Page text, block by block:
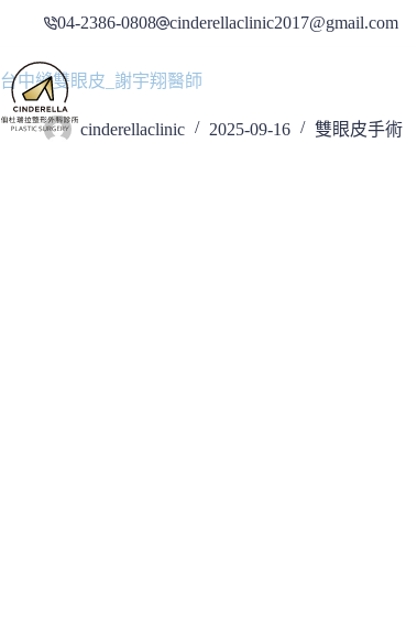
要
內
04-2386-0808 cinderellaclinic2017@gmail.com
台中縫雙眼皮_謝宇翔醫師
cinderellaclinic 2025-09-16 雙眼皮手術